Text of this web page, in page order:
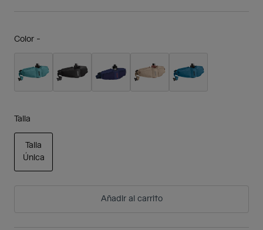
Color -
Talla
Talla
Única
Añadir al carrito